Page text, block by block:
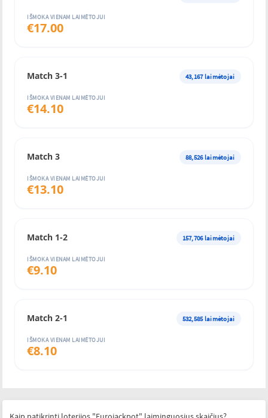
IŠMOKA VIENAM LAIMĖTOJUI
€17.00
Match 3-1 43,167 laimėtojai
IŠMOKA VIENAM LAIMĖTOJUI
€14.10
Match 3 88,526 laimėtojai
IŠMOKA VIENAM LAIMĖTOJUI
€13.10
Match 1-2 157,706 laimėtojai
IŠMOKA VIENAM LAIMĖTOJUI
€9.10
Match 2-1 532,585 laimėtojai
IŠMOKA VIENAM LAIMĖTOJUI
€8.10